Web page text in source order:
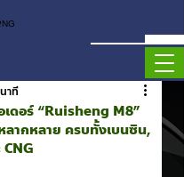
ดอร์ “Ruisheng M8”
ากหลาย ครบทั้งเบนซิน,
าที